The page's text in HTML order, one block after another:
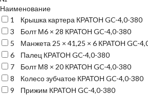
Наименование
1
Крышка картера КРАТОН GC-4,0-380
3
Болт М6 × 28 КРАТОН GC-4,0-380
5
Манжета 25 × 41,25 × 6 КРАТОН GC-
6
Палец КРАТОН GC-4,0-380
7
Болт М8 × 20 КРАТОН GC-4,0-380
8
Колесо зубчатое КРАТОН GC-4,0-380
9
Прижим КРАТОН GC-4,0-380